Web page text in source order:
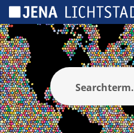
Panel zarządzania plikami